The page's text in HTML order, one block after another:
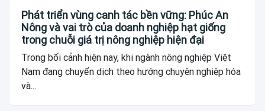
Phát triển vùng canh tác bền vững: Phúc An
Nông và vai trò của doanh nghiệp hạt giống
trong chuỗi giá trị nông nghiệp hiện đại
Trong bối cảnh hiện nay, khi ngành nông nghiệp Việt
Nam đang chuyển dịch theo hướng chuyên nghiệp hóa
và...